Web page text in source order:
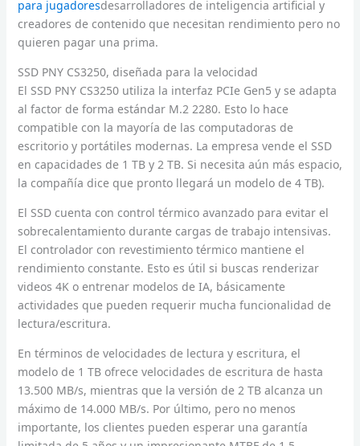
para jugadoresdesarrolladores de inteligencia artificial y
creadores de contenido que necesitan rendimiento pero no
quieren pagar una prima.
SSD PNY CS3250, diseñada para la velocidad
El SSD PNY CS3250 utiliza la interfaz PCIe Gen5 y se adapta
al factor de forma estándar M.2 2280. Esto lo hace
compatible con la mayoría de las computadoras de
escritorio y portátiles modernas. La empresa vende el SSD
en capacidades de 1 TB y 2 TB. Si necesita aún más espacio,
la compañía dice que pronto llegará un modelo de 4 TB).
El SSD cuenta con control térmico avanzado para evitar el
sobrecalentamiento durante cargas de trabajo intensivas.
El controlador con revestimiento térmico mantiene el
rendimiento constante. Esto es útil si buscas renderizar
videos 4K o entrenar modelos de IA, básicamente
actividades que pueden requerir mucha funcionalidad de
lectura/escritura.
En términos de velocidades de lectura y escritura, el
modelo de 1 TB ofrece velocidades de escritura de hasta
13.500 MB/s, mientras que la versión de 2 TB alcanza un
máximo de 14.000 MB/s. Por último, pero no menos
importante, los clientes pueden esperar una garantía